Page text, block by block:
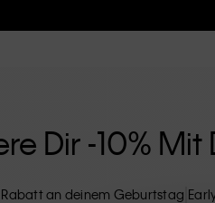
Dir -10%
Rabatt an deinem Geburtstag